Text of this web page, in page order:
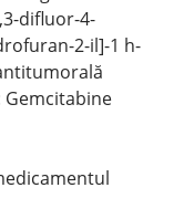
difluor-4-
2-il]-1 h-
Gemcitabine